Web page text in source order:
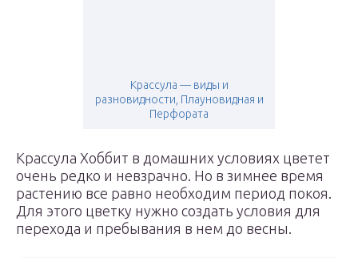
Крассула — виды и
разновидности, Плауновидная и
Перфората
Крассула Хоббит в домашних условиях цветет
очень редко и невзрачно. Но в зимнее время
растению все равно необходим период покоя.
Для этого цветку нужно создать условия для
перехода и пребывания в нем до весны.